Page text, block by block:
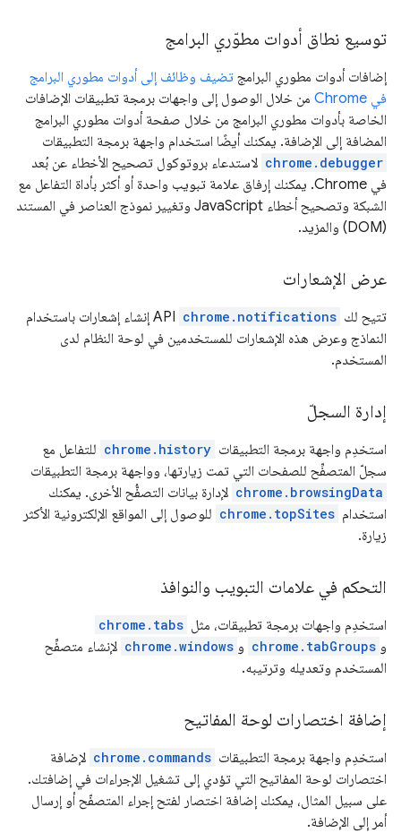
توسيع نطاق أدوات مطوّري البرامج
إضافات أدوات مطوري البرامج تضيف وظائف إلى أدوات مطوري البرامج
في Chrome
من خلال الوصول إلى واجهات برمجة تطبيقات الإضافات
الخاصة بأدوات مطوري البرامج من خلال صفحة أدوات مطوري البرامج
المضافة إلى الإضافة. يمكنك أيضًا استخدام واجهة برمجة التطبيقات
chrome.debugger لاستدعاء بروتوكول تصحيح الأخطاء عن بُعد
في Chrome. يمكنك إرفاق علامة تبويب واحدة أو أكثر بأداة التفاعل مع
الشبكة وتصحيح أخطاء JavaScript وتغيير نموذج العناصر في المستند
(DOM) والمزيد.
عرض الإشعارات
تتيح لك chrome.notifications
API إنشاء إشعارات باستخدام
النماذج وعرض هذه الإشعارات للمستخدمين في لوحة النظام لدى
المستخدم.
إدارة السجلّ
استخدِم واجهة برمجة التطبيقات chrome.history للتفاعل مع
سجلّ المتصفِّح للصفحات التي تمت زيارتها، وواجهة برمجة التطبيقات
chrome.browsingData لإدارة بيانات التصفُّح الأخرى. يمكنك
استخدام chrome.topSites للوصول إلى المواقع الإلكترونية الأكثر
زيارة.
التحكم في علامات التبويب والنوافذ
استخدِم واجهات برمجة تطبيقات، مثل chrome.tabs
و chrome.tabGroups و chrome.windows لإنشاء متصفِّح
المستخدم وتعديله وترتيبه.
إضافة اختصارات لوحة المفاتيح
استخدِم واجهة برمجة التطبيقات chrome.commands لإضافة
اختصارات لوحة المفاتيح التي تؤدي إلى تشغيل الإجراءات في إضافتك.
على سبيل المثال، يمكنك إضافة اختصار لفتح إجراء المتصفّح أو إرسال
أمر إلى الإضافة.